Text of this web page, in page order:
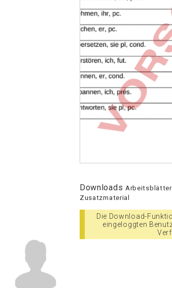
Downloads
Zusatzmaterial
Die Download-
eingeloggten